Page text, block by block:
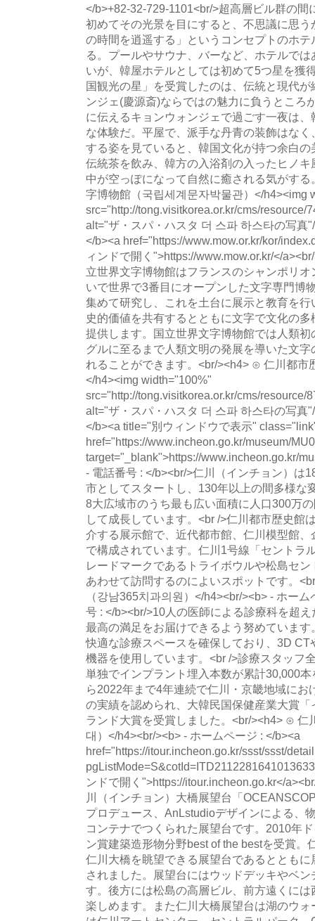
</b>+82-32-729-1101<br/>超高層ビル群の
初めてその光景を目にすると、不思議に思
の時間を逍遥する」というコンセプトのホ
る。プールやサウナ、バーなど、ホテルで
いが、韓屋ホテルとしては初めて5つ星を獲
国観光の星」を受賞したのは、伝統と現代
ンジェ(慶源斎)ならではの魅力に負うところ
に伝えるキョンウォンジェで過ごす一夜は
な体験だ。平屋で、派手な丹青の装飾はな
する姿を見ていると、韓国文化が持つ余白
伝統茶を飲み、韓方の入浴剤の入ったヒノ
中が空っぽになって自然に癒される気がす
字博物館（국립세계문자박물관）</h4><img
src="http://tong.visitkorea.or.kr/cms/resource/
alt="ザ・スパ・ハスタ 더 스파 하스타の写真
</b><a href="https://www.mow.or.kr/kor/
ィンドで開く">https://www.mow.or.kr/</
立世界文字博物館はフランスのシャンポリ
いで世界で3番目にオープンした文字専門博
集めて研究し、これを土台に展示と教育を
史的価値を共有するとともに文字で文化の
提供します。国立世界文字博物館では人類
グルに至るまで人類文明の発展を導いた文
れることができます。<br/><h4> ⊙ 仁川都市
</h4><img width="100%"
src="http://tong.visitkorea.or.kr/cms/resource/
alt="ザ・スパ・ハスタ 더 스파 하스타の写真
</b><a title="別ウィンドウで表示"
href="https://www.incheon.go.kr/museum/
target="_blank">https://www.incheon.go.kr/
- 電話番号 : </b><br/>仁川（インチョン）は
市としてスタートし、130年以上の間多様な
8大広域市のうち最も広い面積に人口300万
して成長しています。<br />仁川都市歴史館
介する展示館で、近代都市館、仁川模型館
で構成されています。仁川1号線「セントラ
レードマークであるトライボウルや松島セ
あわせて訪問するのによいスポットです。
（강남365치과의원）</h4><br/><b> - ホー
号 : </b><br/>10人の医師による診療科を超
最高の満足をお届けできるよう努めていま
快適な診療スペースを確保しており、3D
機器を使用しています。<br />診療スタッフ
単独でインプラント埋入本数が累計30,000
ら2022年まで4年連続で仁川・京畿地域にお
の実績を認められ、大韓民国保健産業大賞
ランド大賞を受賞しました。<br/><h4> ⊙ 仁
대）</h4><br/><b> - ホームページ : </b><a
href="https://itour.incheon.go.kr/ssst/ssst/
ンドで開く">https://itour.incheon.go.kr</
川（インチョン）大橋展望台「
プロデュース、AnLstudioデザインによる、
コンテナでつくられた展望台です。2010年
ン賞建築造形物分野best of the bestを受賞。
仁川大橋を眺望できる展望台であるととも
されました。展望台にはウッドデッキやベ
す。後方には松島の高層ビル、前方遠くに
楽しめます。また仁川大橋展望台は湖のウ